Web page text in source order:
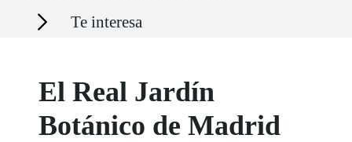
Secciones Te interesa
El Real Jardín
Botánico de Madrid